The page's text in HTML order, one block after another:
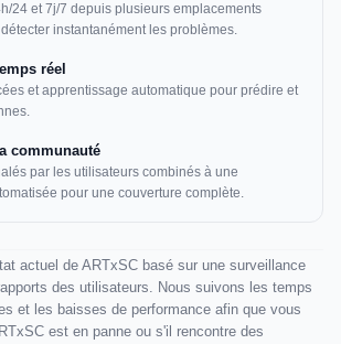
24 et 7j/7 depuis plusieurs emplacements
instantanément les problèmes.
réel
et apprentissage automatique pour prédire et
communauté
par les utilisateurs combinés à une
pour une couverture complète.
actuel de ARTxSC basé sur une surveillance
des utilisateurs. Nous suivons les temps
et les baisses de performance afin que vous
est en panne ou s'il rencontre des